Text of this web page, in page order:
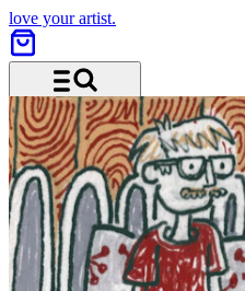
love your artist.
Menü und Suche